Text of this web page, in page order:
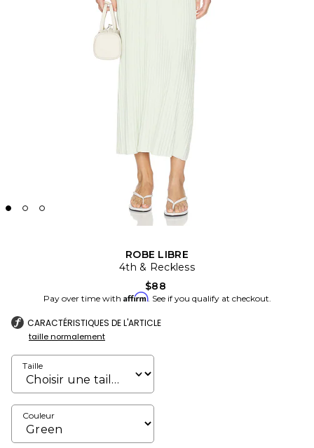
ROBE LIBRE
4th & Reckless
$88
Pay over time with Affirm. See if you qualify at checkout.
CARACTÉRISTIQUES DE L'ARTICLE
taille normalement
Taille
Couleur